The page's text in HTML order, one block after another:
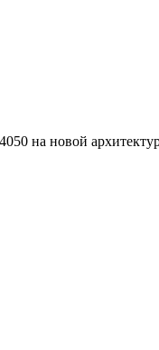
на новой